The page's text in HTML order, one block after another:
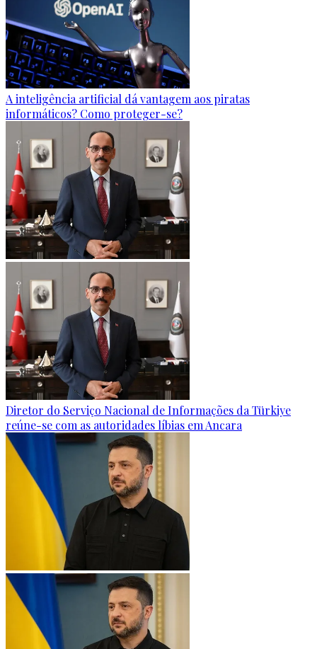
A inteligência artificial dá vantagem aos piratas
informáticos? Como proteger-se?
Diretor do Serviço Nacional de Informações da Türkiye
reúne-se com as autoridades líbias em Ancara